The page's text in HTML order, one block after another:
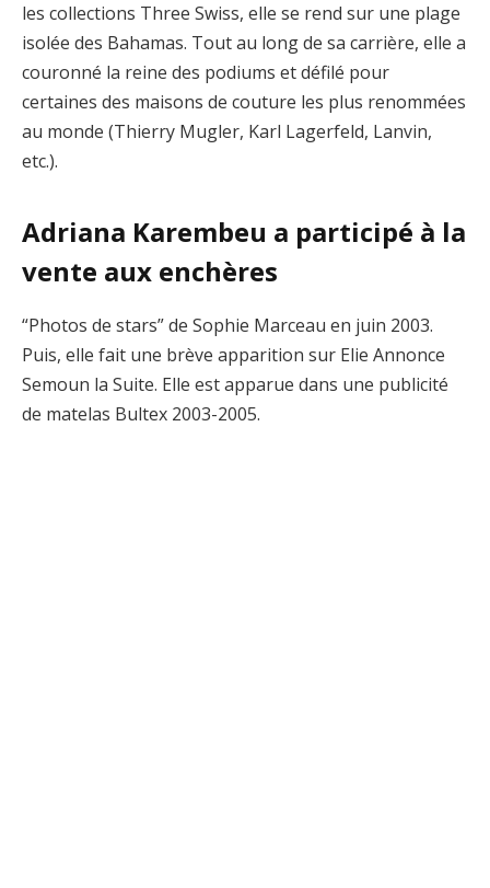
les collections Three Swiss, elle se rend sur une plage
isolée des Bahamas. Tout au long de sa carrière, elle a
couronné la reine des podiums et défilé pour
certaines des maisons de couture les plus renommées
au monde (Thierry Mugler, Karl Lagerfeld, Lanvin,
etc.).
Adriana Karembeu a participé à la
vente aux enchères
“Photos de stars” de Sophie Marceau en juin 2003.
Puis, elle fait une brève apparition sur Elie Annonce
Semoun la Suite. Elle est apparue dans une publicité
de matelas Bultex 2003-2005.